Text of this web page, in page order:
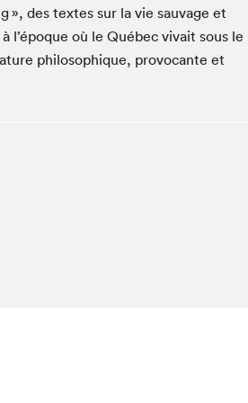
Braindate
Jeunesse au Salon
des textes sur la vie sauvage et
l’époque où le Québec vivait sous le
philosophique, provocante et